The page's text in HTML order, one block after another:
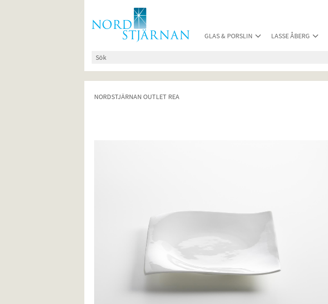
GLAS & PORSLIN LASSE ÅBERG
NORDSTJÄRNAN OUTLET REA